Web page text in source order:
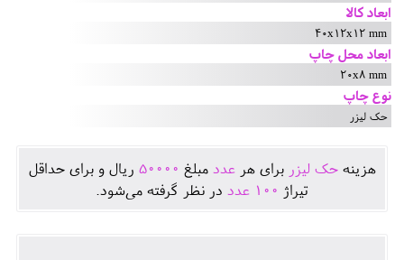
ابعاد کالا
40x12x12 mm
ابعاد محل چاپ
20x8 mm
نوع چاپ
حک لیزر
هزينهحک لیزر برای هرعدد مبلغ 50000 ريال و برای حداقل
تيراژ 100 عدد در نظر گرفته می‌شود.